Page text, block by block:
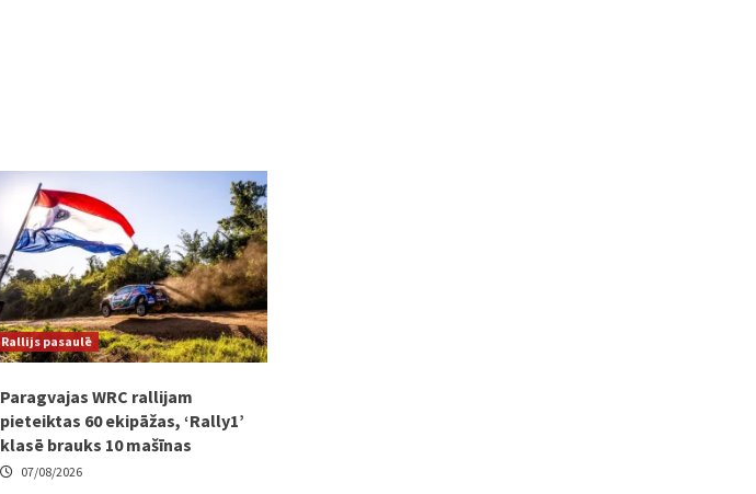
Rallijs pasaulē
Paragvajas WRC rallijam
pieteiktas 60 ekipāžas, ‘Rally1’
klasē brauks 10 mašīnas
07/08/2026